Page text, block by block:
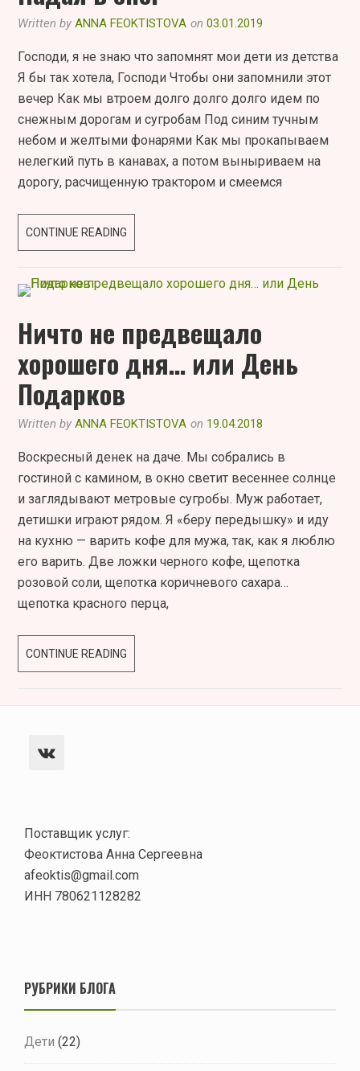
ЛЮБВИ.
НАШ
ОПЫТ.
Written byANNA FEOKTISTOVA on03.01.2019
Господи, я не знаю что запомнят мои дети из детства
Я бы так хотела, Господи Чтобы они запомнили этот
вечер Как мы втроем долго долго долго идем по
снежным дорогам и сугробам Под синим тучным
небом и желтыми фонарями Как мы прокапываем
нелегкий путь в канавах, а потом выныриваем на
дорогу, расчищенную трактором и смеемся
CONTINUE READING
В
Ничто не предвещало
хорошего дня… или День
Подарков
Written byANNA FEOKTISTOVA on 19.04.2018
Воскресный денек на даче. Мы собрались в
гостиной с камином, в окно светит весеннее солнце
и заглядывают метровые сугробы. Муж работает,
детишки играют рядом. Я «беру передышку» и иду
на кухню — варить кофе для мужа, так, как я люблю
его варить. Две ложки черного кофе, щепотка
розовой соли, щепотка коричневого сахара…
щепотка красного перца,
CONTINUE READING
НЕ
VK
Поставщик услуг:
Феоктистова Анна Сергеевна
afeoktis@gmail.com
ИНН 780621128282
РУБРИКИ БЛОГА
Дети (22)